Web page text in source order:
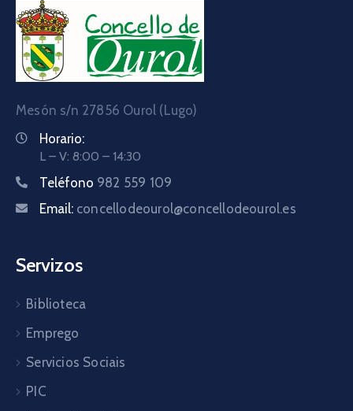
Mesón s/n 27856 Ourol (Lugo)
Horario:
L – V: 8:00 – 14:30
Teléfono 982 559 109
Email: concellodeourol@concellodeourol.es
Servizos
Biblioteca
Emprego
Servicios Sociais
PIC